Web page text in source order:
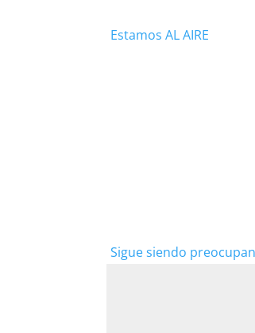
Estamos AL AIRE
Sigue siendo